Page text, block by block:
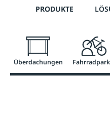
Zur
Telefon: 0800 / 100 49 02
PRODUKTE
Überdachungen